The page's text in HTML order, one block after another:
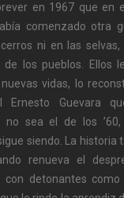
en 1967 que en
comenzado otra
ni en las selvas,
de los pueblos. Ellos
vidas, lo
Ernesto Guevara
no sea el de los
siendo. La historia
renueva el
con detonantes